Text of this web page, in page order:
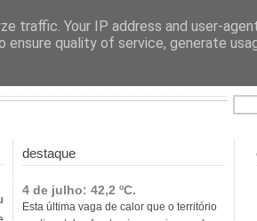
destaque
4 de julho: 42,2 ºC.
Esta última vaga de calor que o território
traffic. Your IP address and user-
quality of service, generate